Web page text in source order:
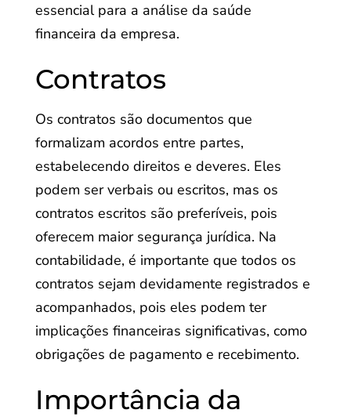
essencial para a análise da saúde
financeira da empresa.
Contratos
Os contratos são documentos que
formalizam acordos entre partes,
estabelecendo direitos e deveres. Eles
podem ser verbais ou escritos, mas os
contratos escritos são preferíveis, pois
oferecem maior segurança jurídica. Na
contabilidade, é importante que todos os
contratos sejam devidamente registrados e
acompanhados, pois eles podem ter
implicações financeiras significativas, como
obrigações de pagamento e recebimento.
Importância da